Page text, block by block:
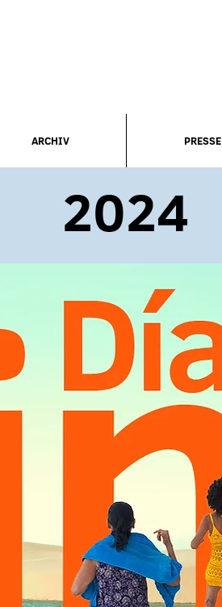
ARCHIV PRESSE
2024